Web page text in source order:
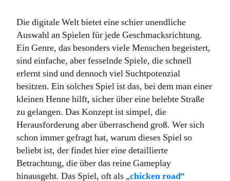
Die digitale Welt bietet eine schier unendliche
Auswahl an Spielen für jede Geschmacksrichtung.
Ein Genre, das besonders viele Menschen begeistert,
sind einfache, aber fesselnde Spiele, die schnell
erlernt sind und dennoch viel Suchtpotenzial
besitzen. Ein solches Spiel ist das, bei dem man einer
kleinen Henne hilft, sicher über eine belebte Straße
zu gelangen. Das Konzept ist simpel, die
Herausforderung aber überraschend groß. Wer sich
schon immer gefragt hat, warum dieses Spiel so
beliebt ist, der findet hier eine detaillierte
Betrachtung, die über das reine Gameplay
hinausgeht. Das Spiel, oft als „chicken road“